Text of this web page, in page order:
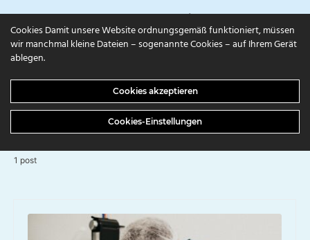
campuls.online
Intensivstation
1 post
Cookies Damit unsere Website ordnungsgemäß funktioniert, müssen
wir manchmal kleine Dateien – sogenannte Cookies – auf Ihrem Gerät
ablegen.
Cookies akzeptieren
Cookies-Einstellungen